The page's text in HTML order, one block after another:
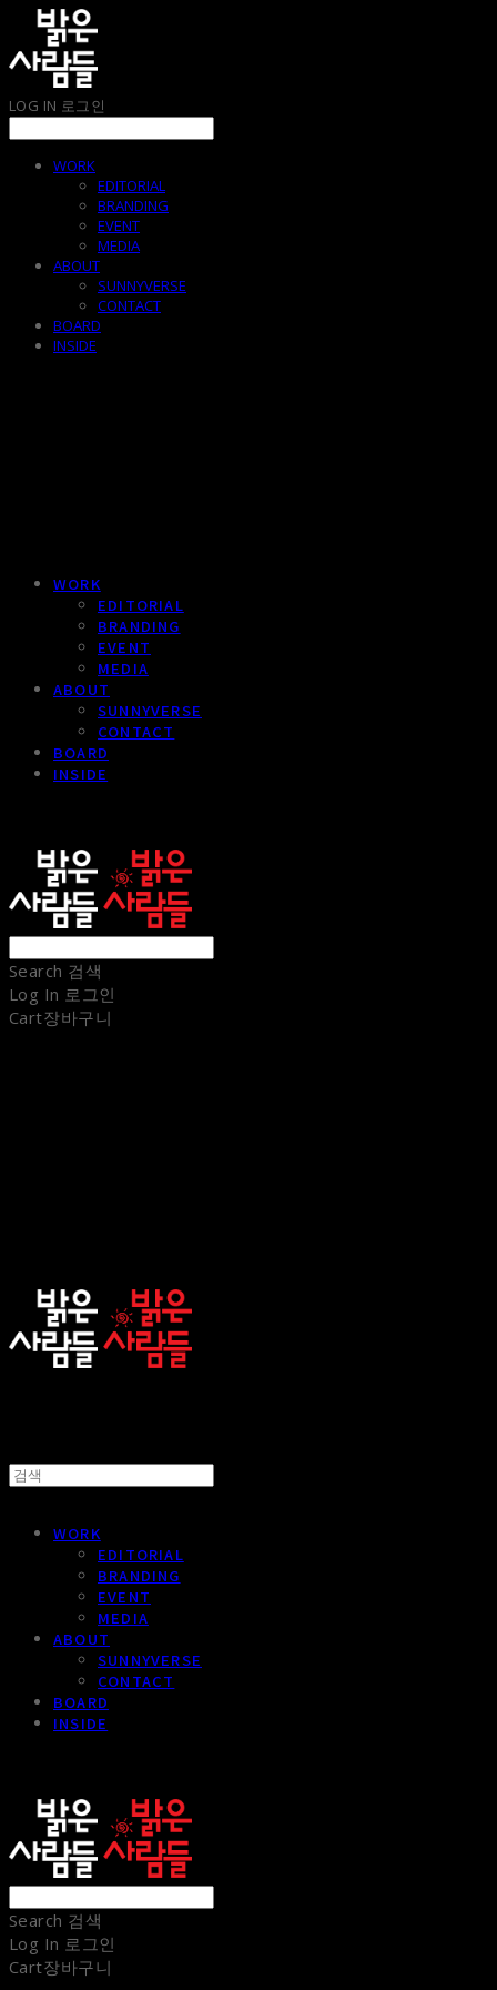
LOG IN 로그인
WORK
EDITORIAL
BRANDING
EVENT
MEDIA
ABOUT
SUNNYVERSE
CONTACT
BOARD
INSIDE
WORK
EDITORIAL
BRANDING
EVENT
MEDIA
ABOUT
SUNNYVERSE
CONTACT
BOARD
INSIDE
Search 검색
Log In 로그인
Cart장바구니
WORK
EDITORIAL
BRANDING
EVENT
MEDIA
ABOUT
SUNNYVERSE
CONTACT
BOARD
INSIDE
Search 검색
Log In 로그인
Cart장바구니